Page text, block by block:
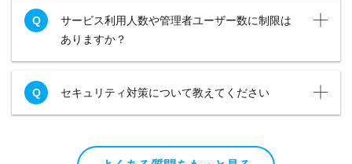
サービス利用人数や管理者ユーザー数に制限は
ありますか？
セキュリティ対策について教えてください